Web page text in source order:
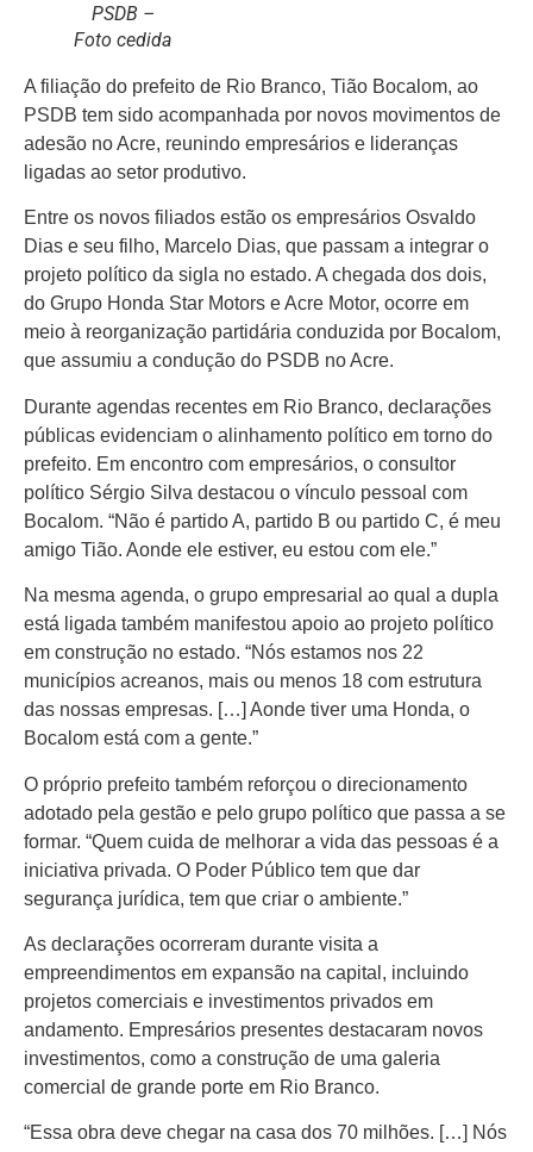
Atualidades
Blogs e Colunas
Especiais
Gastronomia
TV Portal
Sobre o Portal Acre
Política de
privacidade
Fale com Portal Acre
PSDB –
Foto cedida
A filiação do prefeito de Rio Branco, Tião Bocalom, ao
PSDB tem sido acompanhada por novos movimentos de
adesão no Acre, reunindo empresários e lideranças
ligadas ao setor produtivo.
Entre os novos filiados estão os empresários Osvaldo
Dias e seu filho, Marcelo Dias, que passam a integrar o
projeto político da sigla no estado. A chegada dos dois,
do Grupo Honda Star Motors e Acre Motor, ocorre em
meio à reorganização partidária conduzida por Bocalom,
que assumiu a condução do PSDB no Acre.
Durante agendas recentes em Rio Branco, declarações
públicas evidenciam o alinhamento político em torno do
prefeito. Em encontro com empresários, o consultor
político Sérgio Silva destacou o vínculo pessoal com
Bocalom. “Não é partido A, partido B ou partido C, é meu
amigo Tião. Aonde ele estiver, eu estou com ele.”
Na mesma agenda, o grupo empresarial ao qual a dupla
está ligada também manifestou apoio ao projeto político
em construção no estado. “Nós estamos nos 22
municípios acreanos, mais ou menos 18 com estrutura
das nossas empresas. […] Aonde tiver uma Honda, o
Bocalom está com a gente.”
O próprio prefeito também reforçou o direcionamento
adotado pela gestão e pelo grupo político que passa a se
formar. “Quem cuida de melhorar a vida das pessoas é a
iniciativa privada. O Poder Público tem que dar
segurança jurídica, tem que criar o ambiente.”
As declarações ocorreram durante visita a
empreendimentos em expansão na capital, incluindo
projetos comerciais e investimentos privados em
andamento. Empresários presentes destacaram novos
investimentos, como a construção de uma galeria
comercial de grande porte em Rio Branco.
“Essa obra deve chegar na casa dos 70 milhões. […] Nós